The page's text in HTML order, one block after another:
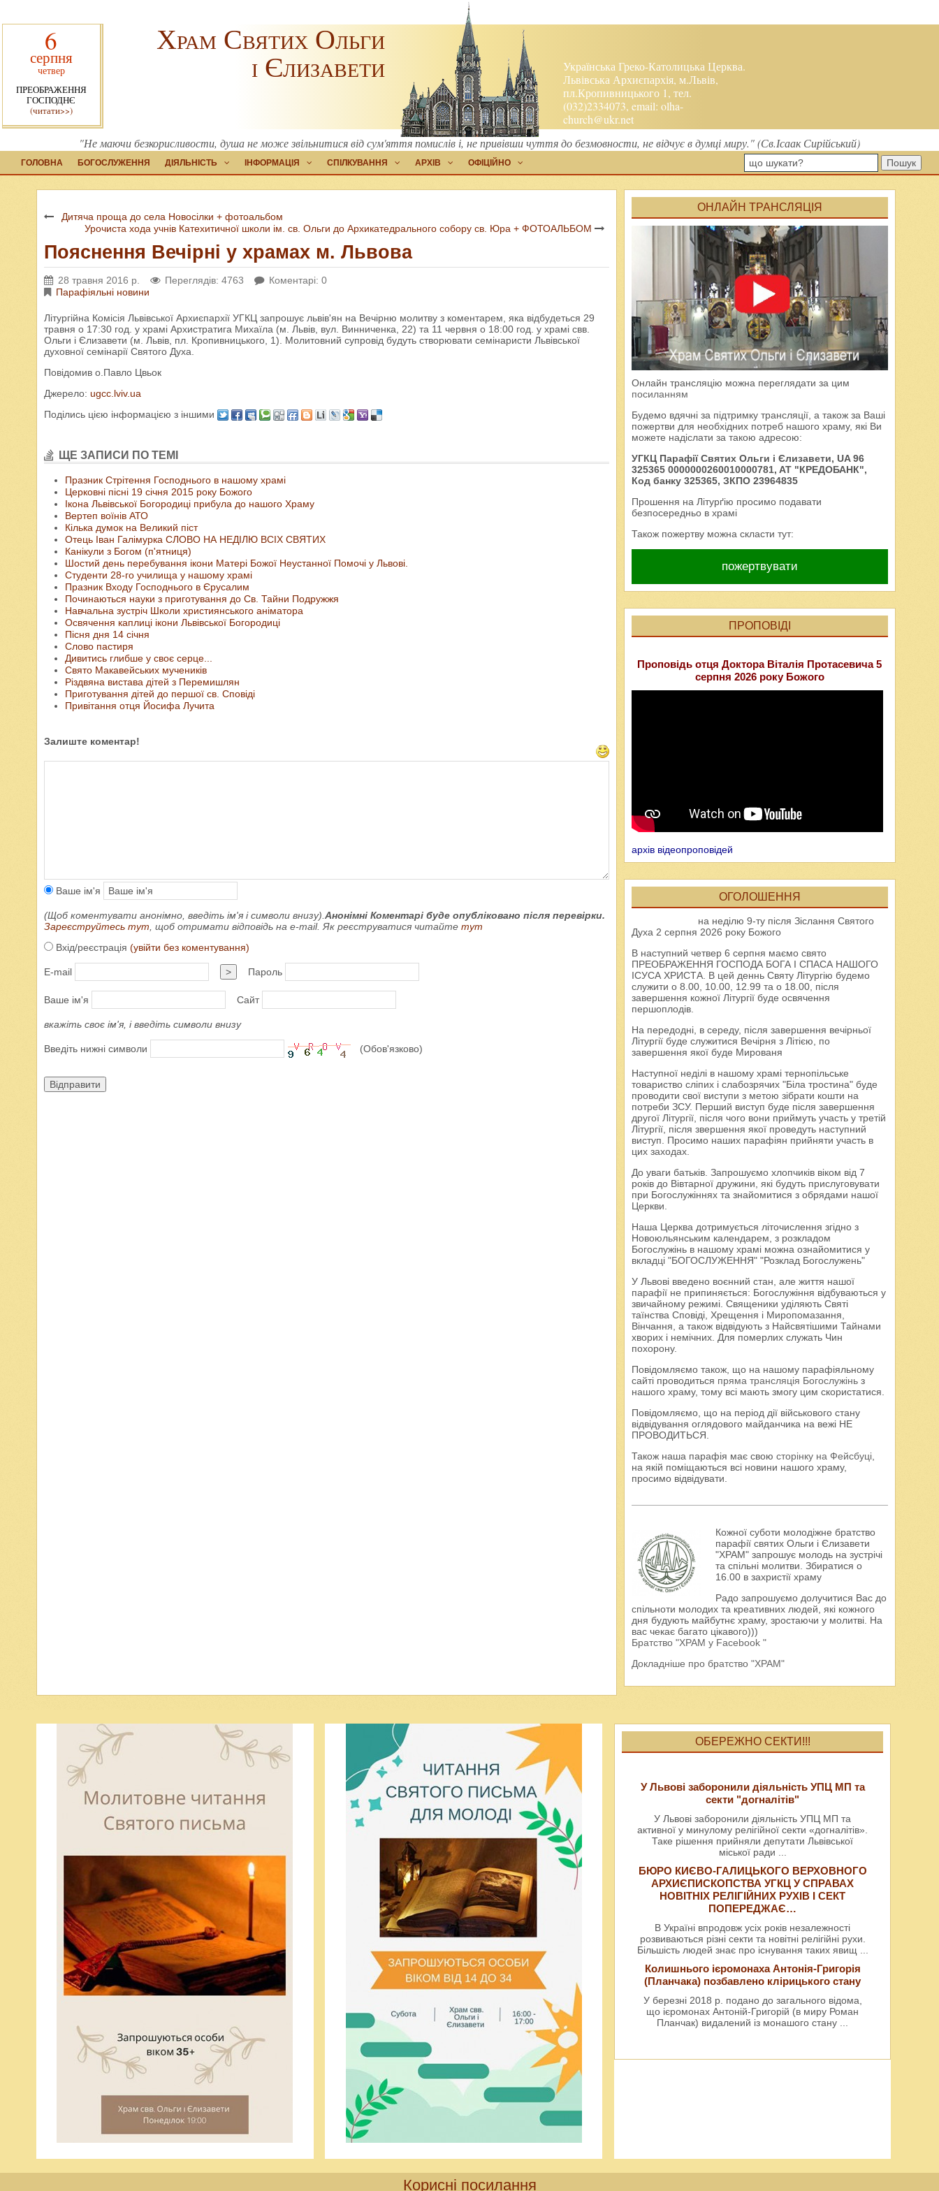
6
серпня
четвер
ПРЕОБРАЖЕННЯ
ГОСПОДНЄ
(читати>>)
Українська Греко-Католицька Церква.
Львівська Архиєпархія, м.Львів,
пл.Кропивницького 1, тел.
(032)2334073, email:olha-
church@ukr.net
Храм Святих Ольги
і Єлизавети
"Не маючи безкорисливости, душа не може звільнитися від сум'яття помислів і, не привівши чуття до безмовности, не відчує в думці миру." (Св.Ісаак Сирійський)
ГОЛОВНА БОГОСЛУЖЕННЯ ДІЯЛЬНІСТЬ ІНФОРМАЦІЯ СПІЛКУВАННЯ АРХІВ ОФІЦІЙНО Пошук
Дитяча проща до села Новосілки + фотоальбом
Урочиста хода учнів Катехитичної школи ім. св. Ольги до Архикатедрального собору св. Юра + ФОТОАЛЬБОМ
Пояснення Вечірні у храмах м. Львова
28 травня 2016 р. Переглядів: 4763
Коментарі: 0
Парафіяльні новини
Літургійна Комісія Львівської Архиєпархії УГКЦ запрошує львів'ян на Вечірню молитву з коментарем, яка відбудеться 29
травня о 17:30 год. у храмі Архистратига Михаїла (м. Львів, вул. Винниченка, 22) та 11 червня о 18:00 год. у храмі свв.
Ольги і Єлизавети (м. Львів, пл. Кропивницького, 1). Молитовний супровід будуть створювати семінаристи Львівської
духовної семінарії Святого Духа.
Повідомив о.Павло Цвьок
Джерело: ugcc.lviv.ua
Поділись цією інформацією з іншими
ЩЕ ЗАПИСИ ПО ТЕМІ
Празник Стрітення Господнього в нашому храмі
Церковні пісні 19 січня 2015 року Божого
Ікона Львівської Богородиці прибула до нашого Храму
Вертеп воїнів АТО
Кілька думок на Великий піст
Отець Іван Галімурка СЛОВО НА НЕДІЛЮ ВСІХ СВЯТИХ
Канікули з Богом (п'ятниця)
Шостий день перебування ікони Матері Божої Неустанної Помочі у Львові.
Студенти 28-го училища у нашому храмі
Празник Входу Господнього в Єрусалим
Починаються науки з приготування до Св. Тайни Подружжя
Навчальна зустріч Школи християнського аніматора
Освячення каплиці ікони Львівської Богородиці
Пісня дня 14 січня
Слово пастиря
Дивитись глибше у своє серце...
Свято Макавейських мучеників
Різдвяна вистава дітей з Перемишлян
Приготування дітей до першої св. Сповіді
Привітання отця Йосифа Лучита
Залиште коментар!
Ваше ім'я
(Щоб коментувати анонімно, введіть ім'я і символи внизу).Анонімні Коментарі буде опубліковано після перевірки.
Зареєструйтесь тут, щоб отримати відповідь на e-mail. Як реєструватися читайте тут
Вхід/реєстрація (увійти без коментування)
E-mail > Пароль
Ваше ім'я Сайт
вкажіть своє ім'я, і введіть символи внизу
Введіть нижні символи (Обов'язково)
Відправити
ОНЛАЙН ТРАНСЛЯЦІЯ
Онлайн трансляцію можна переглядати за цим
посиланням
Будемо вдячні за підтримку трансляції, а також за Ваші
пожертви для необхідних потреб нашого храму, які Ви
можете надіслати за такою адресою:
УГКЦ Парафії Святих Ольги і Єлизавети, UA 96
325365 0000000260010000781, AT "КРЕДОБАНК",
Код банку 325365, ЗКПО 23964835
Прошення на Літурґію просимо подавати
безпосередньо в храмі
Також пожертву можна скласти тут:
пожертвувати
ПРОПОВІДІ
Проповідь отця Доктора Віталія Протасевича 5
серпня 2026 року Божого
архів відеопроповідей
ОГОЛОШЕННЯ
на неділю 9-ту після Зіслання Святого
Духа 2 серпня 2026 року Божого
В наступний четвер 6 серпня маємо свято
ПРЕОБРАЖЕННЯ ГОСПОДА БОГА І СПАСА НАШОГО
ІСУСА ХРИСТА. В цей деннь Святу Літургію будемо
служити о 8.00, 10.00, 12.99 та о 18.00, після
завершення кожної Літургії буде освячення
першоплодів.
На передодні, в середу, після завершення вечірньої
Літургії буде служитися Вечірня з Літією, по
завершення якої буде Мированя
Наступної неділі в нашому храмі тернопільське
товариство сліпих і слабозрячих "Біла тростина" буде
проводити свої виступи з метою зібрати кошти на
потреби ЗСУ. Перший виступ буде після завершення
другої Літургії, після чого вони приймуть участь у третій
Літургії, після звершення якої проведуть наступний
виступ. Просимо наших парафіян прийняти участь в
цих заходах.
До уваги батьків. Запрошуємо хлопчиків віком від 7
років до Вівтарної дружини, які будуть прислуговувати
при Богослужіннях та знайомитися з обрядами нашої
Церкви.
Наша Церква дотримується літочислення згідно з
Новоюльянським календарем, з розкладом
Богослужінь в нашому храмі можна ознайомитися у
вкладці "БОГОСЛУЖЕННЯ" "Розклад Богослужень"
У Львові введено воєнний стан, але життя нашої
парафії не припиняється: Богослужіння відбуваються у
звичайному режимі. Священики уділяють Святі
таїнства Сповіді, Хрещення і Миропомазання,
Вінчання, а також відвідують з Найсвятішими Тайнами
хворих і немічних. Для померлих служать Чин
похорону.
Повідомляємо також, що на нашому парафіяльному
сайті проводиться пряма трансляція Богослужіньз
нашого храму, тому всі мають змогу цим скористатися.
Повідомляємо, що на період дії військового стану
відвідування оглядового майданчика на вежі НЕ
ПРОВОДИТЬСЯ.
Також наша парафія має свою сторінку на Фейсбуці,
на якій поміщаються всі новини нашого храму,
просимо відвідувати.
Кожної суботи молодіжне братство
парафії святих Ольги і Єлизавети
"ХРАМ" запрошує молодь на зустрічі
та спільні молитви. Збиратися о
16.00 в захристії храму
Радо запрошуємо долучитися Вас до
спільноти молодих та креативних людей, які кожного
дня будують майбутнє храму, зростаючи у молитві. На
вас чекає багато цікавого)))
Братство "ХРАМ у Facebook "
Докладніше про братство "ХРАМ"
ОБЕРЕЖНО СЕКТИ!!!
У Львові заборонили діяльність УПЦ МП та
секти "догналітів"
У Львові заборонили діяльність УПЦ МП та
активної у минулому релігійної секти «догналітів».
Таке рішення прийняли депутати Львівської
міської ради
БЮРО КИЄВО-ГАЛИЦЬКОГО ВЕРХОВНОГО
АРХИЄПИСКОПСТВА УГКЦ У СПРАВАХ
НОВІТНІХ РЕЛІГІЙНИХ РУХІВ І СЕКТ
ПОПЕРЕДЖАЄ…
В Україні впродовж усіх років незалежності
розвиваються різні секти та новітні релігійні рухи.
Більшість людей знає про існування таких явищ
Колишнього ієромонаха Антонія-Григорія
(Планчака) позбавлено клірицького стану
У березні 2018 р. подано до загального відома,
що ієромонах Антоній-Григорій (в миру Роман
Планчак) видалений із монашого стану
Корисні посилання